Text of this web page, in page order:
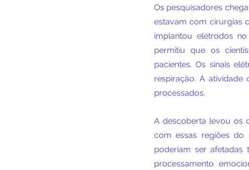
Os pesquisadores
estavam com cirurgias
implantou eletrodos
permitiu que os
pacientes. Os sinais
respiração. A
processados.
A descoberta levou os
com essas regiões do
poderiam ser afetadas
processamento